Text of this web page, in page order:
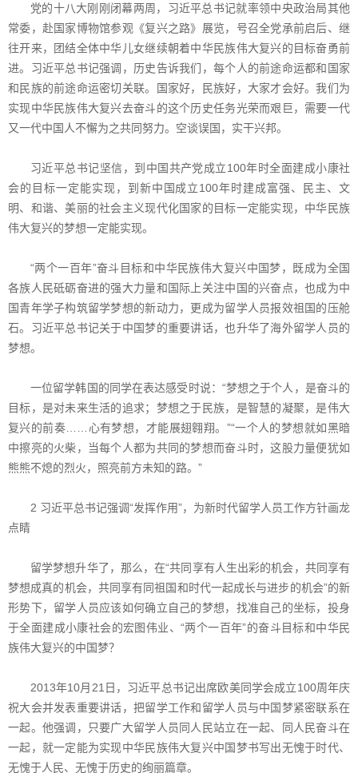
党的十八大刚刚闭幕两周，习近平总书记就率领中央政治局其他
常委，赴国家博物馆参观《复兴之路》展览，号召全党承前启后、继
往开来，团结全体中华儿女继续朝着中华民族伟大复兴的目标奋勇前
进。习近平总书记强调，历史告诉我们，每个人的前途命运都和国家
和民族的前途命运密切关联。国家好，民族好，大家才会好。我们为
实现中华民族伟大复兴去奋斗的这个历史任务光荣而艰巨，需要一代
又一代中国人不懈为之共同努力。空谈误国，实干兴邦。
习近平总书记坚信，到中国共产党成立100年时全面建成小康社
会的目标一定能实现，到新中国成立100年时建成富强、民主、文
明、和谐、美丽的社会主义现代化国家的目标一定能实现，中华民族
伟大复兴的梦想一定能实现。
“两个一百年”奋斗目标和中华民族伟大复兴中国梦，既成为全国
各族人民砥砺奋进的强大力量和国际上关注中国的兴奋点，也成为中
国青年学子构筑留学梦想的新动力，更成为留学人员报效祖国的压舱
石。习近平总书记关于中国梦的重要讲话，也升华了海外留学人员的
梦想。
一位留学韩国的同学在表达感受时说：“梦想之于个人，是奋斗的
目标，是对未来生活的追求；梦想之于民族，是智慧的凝聚，是伟大
复兴的前奏……心有梦想，才能展翅翱翔。”“一个人的梦想就如黑暗
中擦亮的火柴，当每个人都为共同的梦想而奋斗时，这股力量便犹如
熊熊不熄的烈火，照亮前方未知的路。”
2 习近平总书记强调“发挥作用”，为新时代留学人员工作方针画龙
点睛
留学梦想升华了，那么，在“共同享有人生出彩的机会，共同享有
梦想成真的机会，共同享有同祖国和时代一起成长与进步的机会”的新
形势下，留学人员应该如何确立自己的梦想，找准自己的坐标，投身
于全面建成小康社会的宏图伟业、“两个一百年”的奋斗目标和中华民
族伟大复兴的中国梦？
2013年10月21日，习近平总书记出席欧美同学会成立100周年庆
祝大会并发表重要讲话，把留学工作和留学人员与中国梦紧密联系在
一起。他强调，只要广大留学人员同人民站立在一起、同人民奋斗在
一起，就一定能为实现中华民族伟大复兴中国梦书写出无愧于时代、
无愧于人民、无愧于历史的绚丽篇章。